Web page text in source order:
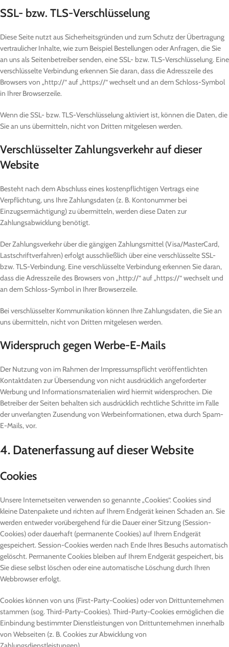
SSL- bzw. TLS-Verschlüsselung
Diese Seite nutzt aus Sicherheitsgründen und zum Schutz der Übertragung
vertraulicher Inhalte, wie zum Beispiel Bestellungen oder Anfragen, die Sie
an uns als Seitenbetreiber senden, eine SSL- bzw. TLS-Verschlüsselung. Eine
verschlüsselte Verbindung erkennen Sie daran, dass die Adresszeile des
Browsers von „http://“ auf „https://“ wechselt und an dem Schloss-Symbol
in Ihrer Browserzeile.
Wenn die SSL- bzw. TLS-Verschlüsselung aktiviert ist, können die Daten, die
Sie an uns übermitteln, nicht von Dritten mitgelesen werden.
Verschlüsselter Zahlungsverkehr auf dieser
Website
Besteht nach dem Abschluss eines kostenpflichtigen Vertrags eine
Verpflichtung, uns Ihre Zahlungsdaten (z. B. Kontonummer bei
Einzugsermächtigung) zu übermitteln, werden diese Daten zur
Zahlungsabwicklung benötigt.
Der Zahlungsverkehr über die gängigen Zahlungsmittel (Visa/MasterCard,
Lastschriftverfahren) erfolgt ausschließlich über eine verschlüsselte SSL-
bzw. TLS-Verbindung. Eine verschlüsselte Verbindung erkennen Sie daran,
dass die Adresszeile des Browsers von „http://“ auf „https://“ wechselt und
an dem Schloss-Symbol in Ihrer Browserzeile.
Bei verschlüsselter Kommunikation können Ihre Zahlungsdaten, die Sie an
uns übermitteln, nicht von Dritten mitgelesen werden.
Widerspruch gegen Werbe-E-Mails
Der Nutzung von im Rahmen der Impressumspflicht veröffentlichten
Kontaktdaten zur Übersendung von nicht ausdrücklich angeforderter
Werbung und Informationsmaterialien wird hiermit widersprochen. Die
Betreiber der Seiten behalten sich ausdrücklich rechtliche Schritte im Falle
der unverlangten Zusendung von Werbeinformationen, etwa durch Spam-
E-Mails, vor.
4. Datenerfassung auf dieser Website
Cookies
Unsere Internetseiten verwenden so genannte „Cookies“. Cookies sind
kleine Datenpakete und richten auf Ihrem Endgerät keinen Schaden an. Sie
werden entweder vorübergehend für die Dauer einer Sitzung (Session-
Cookies) oder dauerhaft (permanente Cookies) auf Ihrem Endgerät
gespeichert. Session-Cookies werden nach Ende Ihres Besuchs automatisch
gelöscht. Permanente Cookies bleiben auf Ihrem Endgerät gespeichert, bis
Sie diese selbst löschen oder eine automatische Löschung durch Ihren
Webbrowser erfolgt.
Cookies können von uns (First-Party-Cookies) oder von Drittunternehmen
stammen (sog. Third-Party-Cookies). Third-Party-Cookies ermöglichen die
Einbindung bestimmter Dienstleistungen von Drittunternehmen innerhalb
von Webseiten (z. B. Cookies zur Abwicklung von